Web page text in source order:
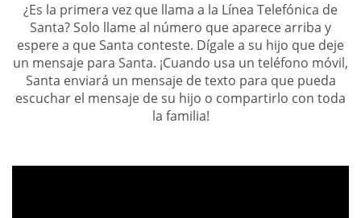
¿Es la primera vez que llama a la Línea Telefónica de
Santa? Solo llame al número que aparece arriba y
espere a que Santa conteste. Dígale a su hijo que deje
un mensaje para Santa. ¡Cuando usa un teléfono móvil,
Santa enviará un mensaje de texto para que pueda
escuchar el mensaje de su hijo o compartirlo con toda
la familia!